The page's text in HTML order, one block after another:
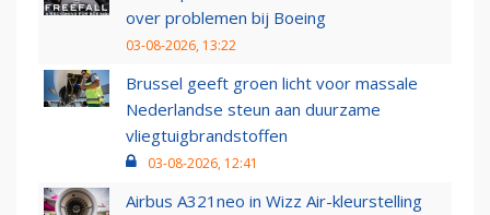
over problemen bij Boeing
03-08-2026, 13:22
Brussel geeft groen licht voor massale
Nederlandse steun aan duurzame
vliegtuigbrandstoffen
03-08-2026, 12:41
Airbus A321neo in Wizz Air-kleurstelling